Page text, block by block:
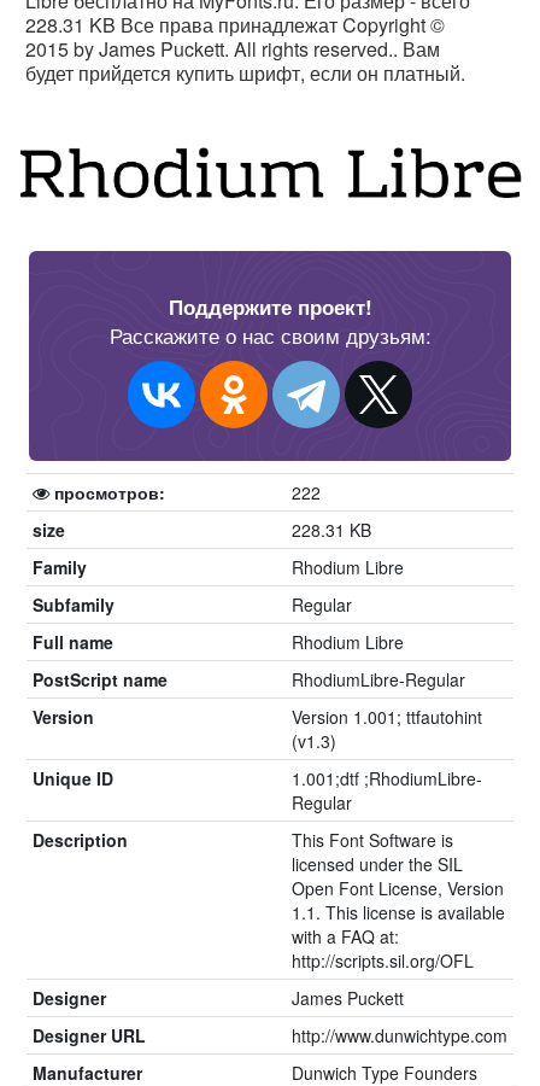
228.31 KB Все права принадлежат Copyright ©
2015 by James Puckett. All rights reserved.. Вам
будет прийдется купить шрифт, если он платный.
Поддержите проект!
Расскажите о нас своим друзьям:
просмотров:
222
size
228.31 KB
Family
Rhodium Libre
Subfamily
Regular
Full name
Rhodium Libre
PostScript name
RhodiumLibre-Regular
Version
Version 1.001; ttfautohint
(v1.3)
Unique ID
1.001;dtf ;RhodiumLibre-
Regular
Description
This Font Software is
licensed under the SIL
Open Font License, Version
1.1. This license is available
with a FAQ at:
http://scripts.sil.org/OFL
Designer
James Puckett
Designer URL
http://www.dunwichtype.com
Manufacturer
Dunwich Type Founders